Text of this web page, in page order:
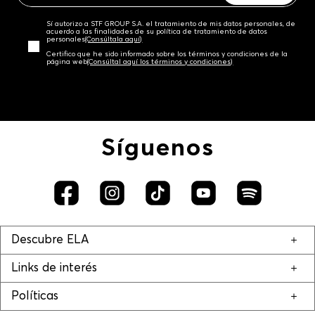
Sí autorizo a STF GROUP S.A. el tratamiento de mis datos personales, de
acuerdo a las finalidades de su política de tratamiento de datos
personales‎(Consúltala aquí)
Certifico que he sido informado sobre los términos y condiciones de la
página web‎(Consúltal aquí los términos y condiciones)
Síguenos
Descubre ELA
Links de interés
Políticas